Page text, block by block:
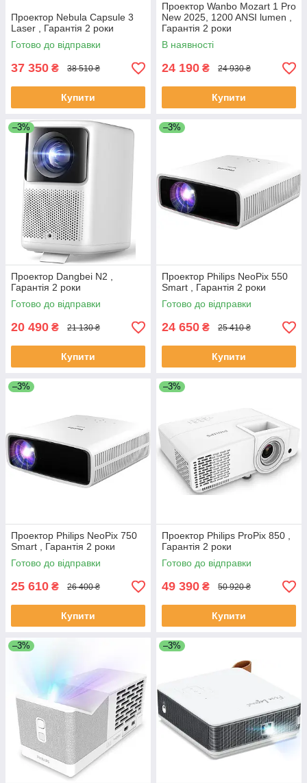
Проектор Nebula Capsule 3
Laser , Гарантія 2 роки
Готово до відправки
37 350 ₴ 38 510 ₴
Купити
Проектор Wanbo Mozart 1 Pro
New 2025, 1200 ANSI lumen ,
Гарантія 2 роки
В наявності
24 190 ₴ 24 930 ₴
Купити
–3%
Проектор Dangbei N2 ,
Гарантія 2 роки
Готово до відправки
20 490 ₴ 21 130 ₴
Купити
–3%
Проектор Philips NeoPix 550
Smart , Гарантія 2 роки
Готово до відправки
24 650 ₴ 25 410 ₴
Купити
–3%
Проектор Philips NeoPix 750
Smart , Гарантія 2 роки
Готово до відправки
25 610 ₴ 26 400 ₴
Купити
–3%
Проектор Philips ProPix 850 ,
Гарантія 2 роки
Готово до відправки
49 390 ₴ 50 920 ₴
Купити
–3% –3%